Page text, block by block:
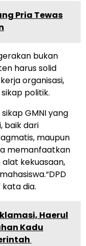
Pria Tewas
bukan
harus solid
organisasi,
politik.
GMNI yang
baik dari
maupun
memanfaatkan
alat kekuasaan,
kata dia.
Haerul
Kadu